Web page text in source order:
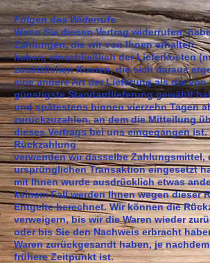
Folgen des Widerrufs
Wenn Sie diesen Vertrag widerrufen,
Zahlungen, die wir von Ihnen erhalten
haben, einschließlich der Lieferkosten
zusätzlichen Kosten, die sich daraus
eine andere Art der Lieferung als die
günstigste Standardlieferung gewählt
und spätestens binnen vierzehn Tagen
zurückzuzahlen, an dem die Mitteilung
dieses Vertrags bei uns eingegangen ist.
Rückzahlung
verwenden wir dasselbe Zahlungsmittel,
ursprünglichen Transaktion eingesetzt
mit Ihnen wurde ausdrücklich etwas
keinem Fall werden Ihnen wegen dieser
Entgelte berechnet. Wir können die
verweigern, bis wir die Waren wieder
oder bis Sie den Nachweis erbracht
Waren zurückgesandt haben, je
frühere Zeitpunkt ist.